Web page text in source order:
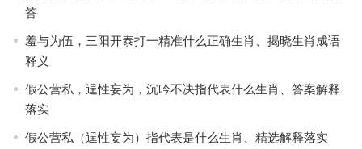
答
羞与为伍，三阳开泰打一精准什么正确生肖、揭晓生肖成语
释义
假公营私，逞性妄为，沉吟不决指代表什么生肖、答案解释
落实
假公营私（逞性妄为）指代表是什么生肖、精选解释落实